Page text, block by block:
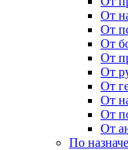
От
Oт
От
От
От
От
От
От
От
По